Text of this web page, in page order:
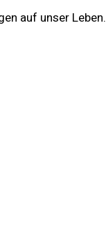
auf unser Leben.